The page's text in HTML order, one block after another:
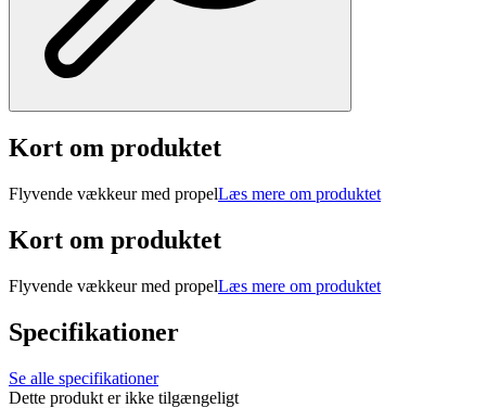
Kort om produktet
Flyvende vækkeur med propelLæs mere om produktet
Kort om produktet
Flyvende vækkeur med propelLæs mere om produktet
Specifikationer
Se alle specifikationer
Dette produkt er ikke tilgængeligt